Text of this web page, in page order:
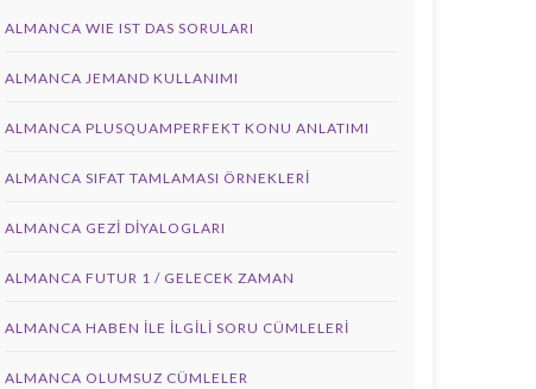
ALMANCA WIE IST DAS SORULARI
ALMANCA JEMAND KULLANIMI
ALMANCA PLUSQUAMPERFEKT KONU ANLATIMI
ALMANCA SIFAT TAMLAMASI ÖRNEKLERI
ALMANCA GEZI DIYALOGLARI
ALMANCA FUTUR 1 / GELECEK ZAMAN
ALMANCA HABEN İLE İLGILI SORU CÜMLELERI
ALMANCA OLUMSUZ CÜMLELER